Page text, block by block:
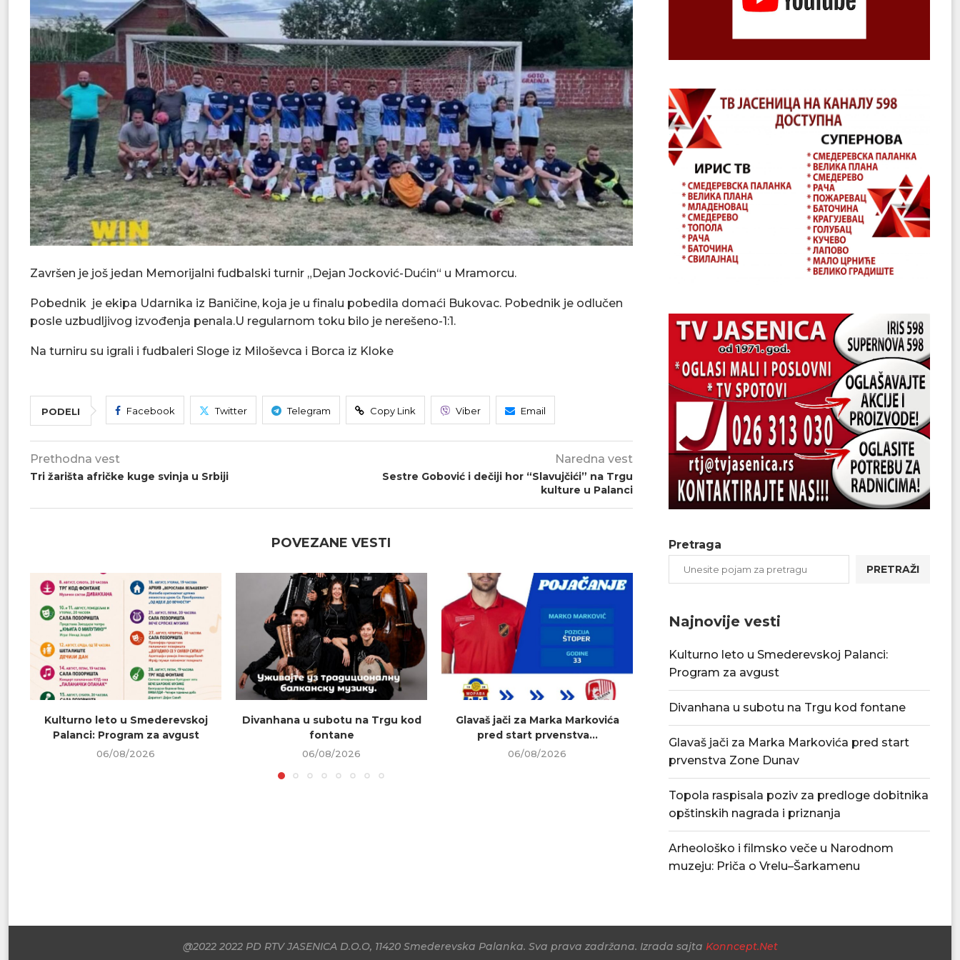
Završen je još jedan Memorijalni fudbalski turnir „Dejan Jocković-Dućin“ u Mramorcu.
Pobednik je ekipa Udarnika iz Baničine, koja je u finalu pobedila domaći Bukovac. Pobednik je odlučen
posle uzbudljivog izvođenja penala.U regularnom toku bilo je nerešeno-1:1.
Na turniru su igrali i fudbaleri Sloge iz Miloševca i Borca iz Kloke
PODELI Facebook Twitter Telegram Copy Link Viber Email
Prethodna vest
Tri žarišta afričke kuge svinja u Srbiji
Naredna vest
Sestre Gobović i dečiji hor “Slavujčići” na Trgu
kulture u Palanci
POVEZANE VESTI
Kulturno leto u Smederevskoj
Palanci: Program za avgust
06/08/2026
Divanhana u subotu na Trgu kod
fontane
06/08/2026
Glavaš jači za Marka Markovića
pred start prvenstva...
06/08/2026
Narodnom muzeju: Priča...
06/08/2026
Pretraga
PRETRAŽI
Najnovije vesti
Kulturno leto u Smederevskoj Palanci:
Program za avgust
Divanhana u subotu na Trgu kod fontane
Glavaš jači za Marka Markovića pred start
prvenstva Zone Dunav
Topola raspisala poziv za predloge dobitnika
opštinskih nagrada i priznanja
Arheološko i filmsko veče u Narodnom
muzeju: Priča o Vrelu–Šarkamenu
@2022 2022 PD RTV JASENICA D.O.O, 11420 Smederevska Palanka. Sva prava zadržana. Izrada sajta Konncept.Net